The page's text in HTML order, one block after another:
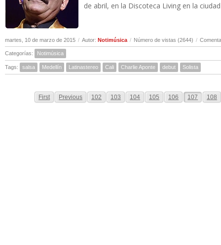
de abril, en la Discoteca Living en la
martes, 10 de marzo de 2015 / Autor: Notimúsica / Número de vistas (2644) /
Categorías: Notimúsica
Tags: salsa Medellín Latinastereo Cali Charlie Aponte debut Solista
First Previous 102 103 104 105 106 107 108